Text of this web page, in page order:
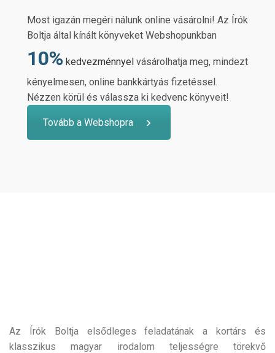
Most igazán megéri nálunk online vásárolni! Az Írók
Boltja által kínált könyveket Webshopunkban
10% kedvezménnyel vásárolhatja meg, mindezt
kényelmesen, online bankkártyás fizetéssel.
Nézzen körül és válassza ki kedvenc könyveit!
Tovább a Webshopra
Az Írók Boltja elsődleges feladatának a kortárs és
klasszikus magyar irodalom teljességre törekvő